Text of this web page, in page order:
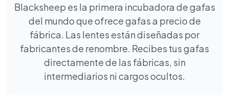
Blacksheep es la primera incubadora de gafas
del mundo que ofrece gafas a precio de
fábrica. Las lentes están diseñadas por
fabricantes de renombre. Recibes tus gafas
directamente de las fábricas, sin
intermediarios ni cargos ocultos.